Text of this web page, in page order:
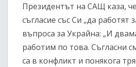
Президентът на САЩ каза,
съгласие със Си „да работят
въпроса за Украйна: „И
работим по това. Съгласни
са в конфликт и понякога